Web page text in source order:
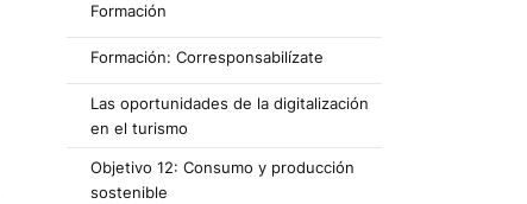
Formación
Formación: Corresponsabilízate
Las oportunidades de la digitalización
en el turismo
Objetivo 12: Consumo y producción
sostenible